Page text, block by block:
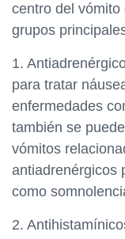
centro del
grupos
1.
para tratar
enfermedades
también se
vómitos
antiadrenérgicos
como
2.